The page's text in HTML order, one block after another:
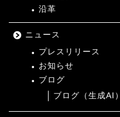
沿革
ニュース
プレスリリース
お知らせ
ブログ
ブログ（生成AI）